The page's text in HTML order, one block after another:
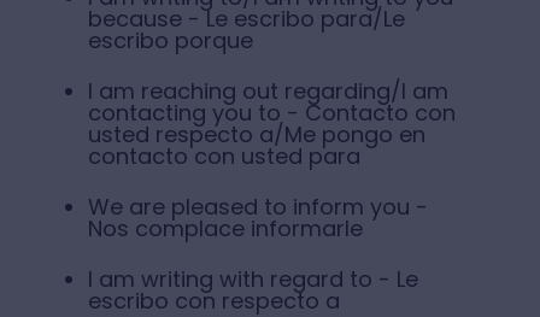
because - Le escribo para/Le
escribo porque
I am reaching out regarding/I am
contacting you to - Contacto con
usted respecto a/Me pongo en
contacto con usted para
We are pleased to inform you -
Nos complace informarle
I am writing with regard to - Le
escribo con respecto a